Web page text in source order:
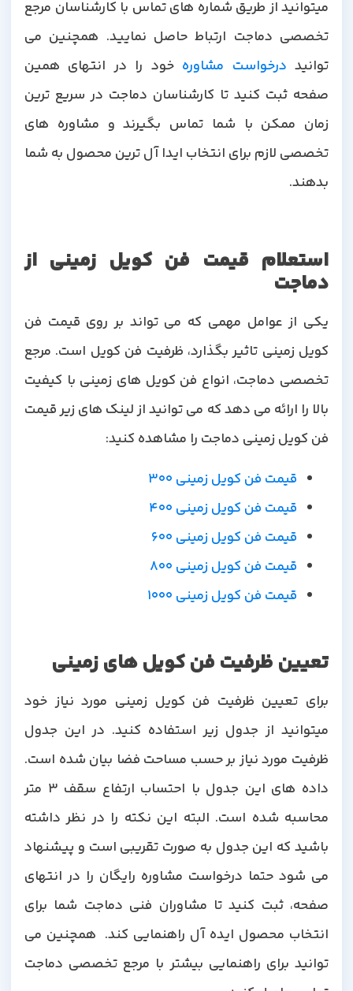
میتوانید از طریق شماره های تماس با کارشناسان مرجع
تخصصی دماجت ارتباط حاصل نمایید. همچنین می
توانیددرخواست مشاورهخود را در انتهای همین
صفحه ثبت کنید تا کارشناسان دماجت در سریع ترین
زمان ممکن با شما تماس بگیرند و مشاوره های
تخصصی لازم برای انتخاب ایدا آل ترین محصول به شما
بدهند.
استعلام قیمت فن کویل زمینی از
دماجت
یکی از عوامل مهمی که می تواند بر روی قیمت فن
کویل زمینی تاثیر بگذارد، ظرفیت فن کویل است. مرجع
تخصصی دماجت، انواع فن کویل های زمینی با کیفیت
بالا را ارائه می دهد که می توانید از لینک های زیر قیمت
فن کویل زمینی دماجت را مشاهده کنید:
قیمت فن کویل زمینی 300
قیمت فن کویل زمینی 400
قیمت فن کویل زمینی 600
قیمت فن کویل زمینی 800
قیمت فن کویل زمینی 1000
تعیین ظرفیت فن کویل های زمینی
برای تعیین ظرفیت فن کویل زمینی مورد نیاز خود
میتوانید از جدول زیر استفاده کنید. در این جدول
ظرفیت مورد نیاز بر حسب مساحت فضا بیان شده است.
داده های این جدول با احتساب ارتفاع سقف 3 متر
محاسبه شده است. البته این نکته را در نظر داشته
باشید که این جدول به صورت تقریبی است و پیشنهاد
می شود حتما درخواست مشاوره رایگان را در انتهای
صفحه، ثبت کنید تا مشاوران فنی دماجت شما برای
انتخاب محصول ایده آل راهنمایی کند. همچنین می
توانید برای راهنمایی بیشتر با مرجع تخصصی دماجت